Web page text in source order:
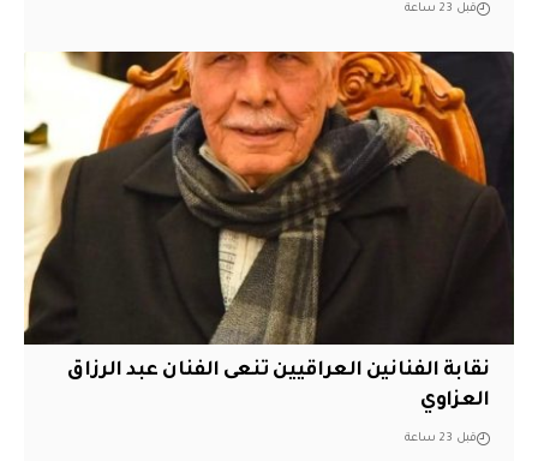
قبل 23 ساعة
نقابة الفنانين العراقيين تنعى الفنان عبد الرزاق
العزاوي
قبل 23 ساعة